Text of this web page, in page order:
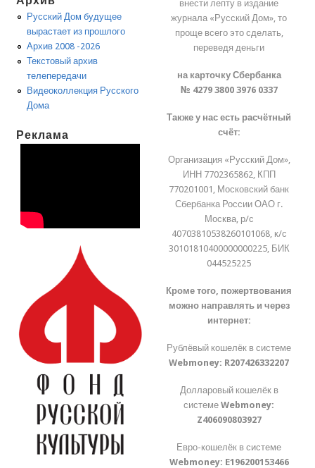
Русский Дом будущее
вырастает из прошлого
Архив 2008 -2026
Текстовый архив
телепередачи
Видеоколлекция Русского
Дома
Реклама
внести лепту в издание
журнала «Русский Дом», то
проще всего это сделать,
переведя деньги
на карточку Сбербанка
№ 4279 3800 3976 0337
Также у нас есть расчётный
счёт:
Организация «Русский Дом»,
ИНН 7702365862, КПП
770201001, Московский банк
Сбербанка России ОАО г.
Москва, р/с
40703810538260101068, к/с
30101810400000000225, БИК
044525225
Кроме того, пожертвования
можно направлять и через
интернет:
Рублёвый кошелёк в системе
Webmoney: R207426332207
Долларовый кошелёк в
системеWebmoney:
Z406090803927
Евро-кошелёк в системе
Webmoney: E196200153466